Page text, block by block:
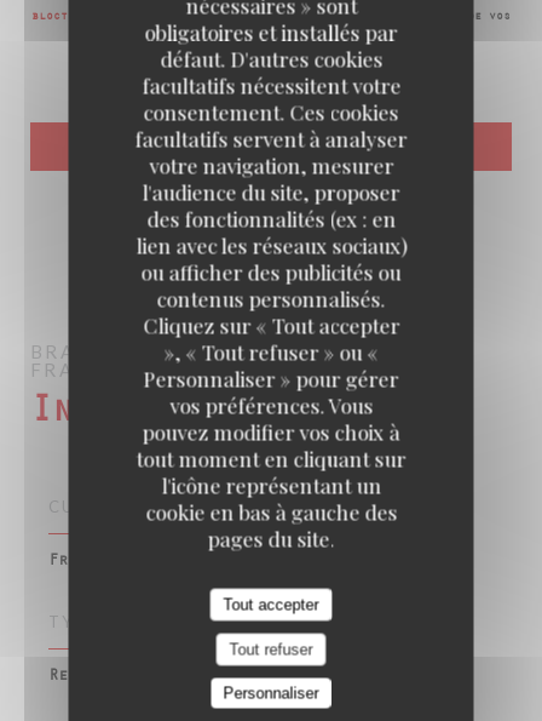
nécessaires » sont
obligatoires et installés par
défaut. D'autres cookies
facultatifs nécessitent votre
consentement. Ces cookies
facultatifs servent à analyser
votre navigation, mesurer
l'audience du site, proposer
des fonctionnalités (ex : en
lien avec les réseaux sociaux)
ou afficher des publicités ou
contenus personnalisés.
Cliquez sur « Tout accepter
», « Tout refuser » ou «
Personnaliser » pour gérer
vos préférences. Vous
pouvez modifier vos choix à
tout moment en cliquant sur
l'icône représentant un
cookie en bas à gauche des
pages du site.
Tout accepter
Tout refuser
Personnaliser
bloctel.gouv.fr . Pour plus d'informations sur le traitement de vos
données, consultez notre politique de confidentialité
BRASSERIE DES CHAMPSRESTAURANT
FRANÇAIS – BISTROT - TERRASSE
Infos pratiques
CUISINE
Française, Cuisine bistrot traditionnelle
TYPE DE RESTAURANT
Restaurant Français – Bistrot - Terrasse